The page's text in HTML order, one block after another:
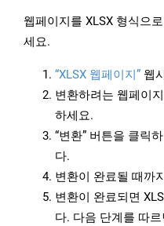
웹페이지를 XLSX 형식으
세요.
“XLSX 웹페이지” 웹
변환하려는 웹페이
하세요.
“변환” 버튼을 클릭
다.
변환이 완료될 때까
변환이 완료되면
다. 다음 단계를 따